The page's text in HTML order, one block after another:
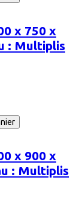
x 750 x
: Multiplis
x 900 x
: Multiplis